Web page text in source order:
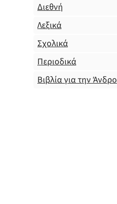
Διεθνή
Λεξικά
Σχολικά
Περιοδικά
Βιβλία για την Άνδρο